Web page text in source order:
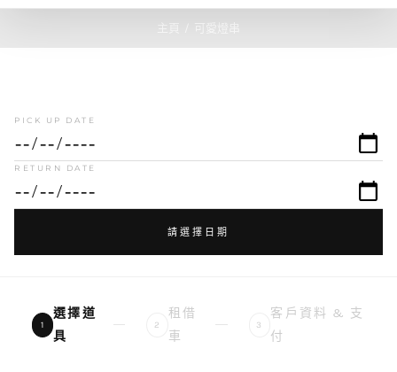
可愛燈串
PICK UP DATE
RETURN DATE
請選擇日期
1
選擇道
具
2
租借
車
3
客戶資料 & 支
付